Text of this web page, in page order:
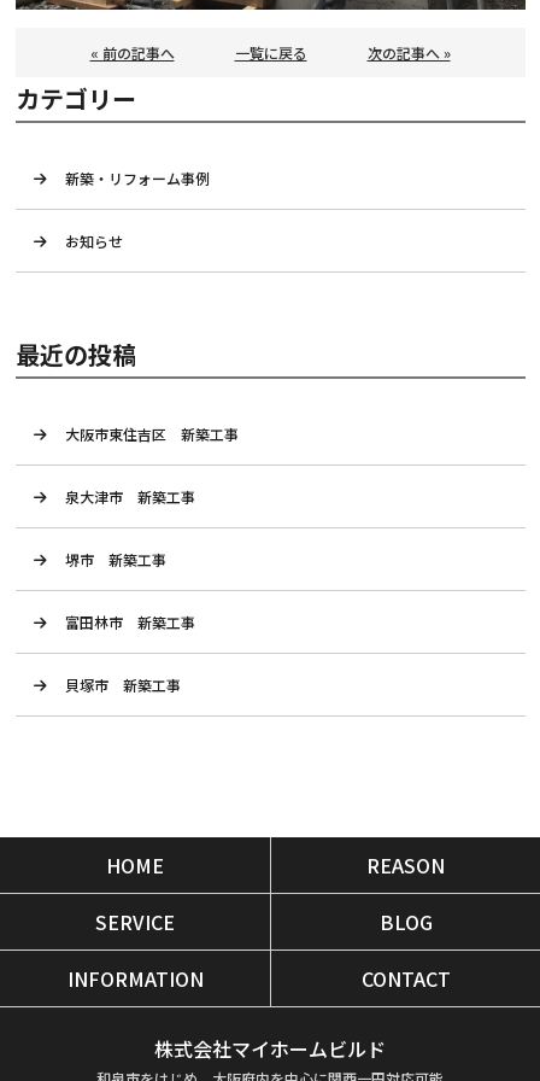
« 前の記事へ 一覧に戻る 次の記事へ »
カテゴリー
新築・リフォーム事例
お知らせ
最近の投稿
大阪市東住吉区 新築工事
泉大津市 新築工事
堺市 新築工事
富田林市 新築工事
貝塚市 新築工事
HOME
REASON
SERVICE
BLOG
INFORMATION
CONTACT
株式会社マイホームビルド